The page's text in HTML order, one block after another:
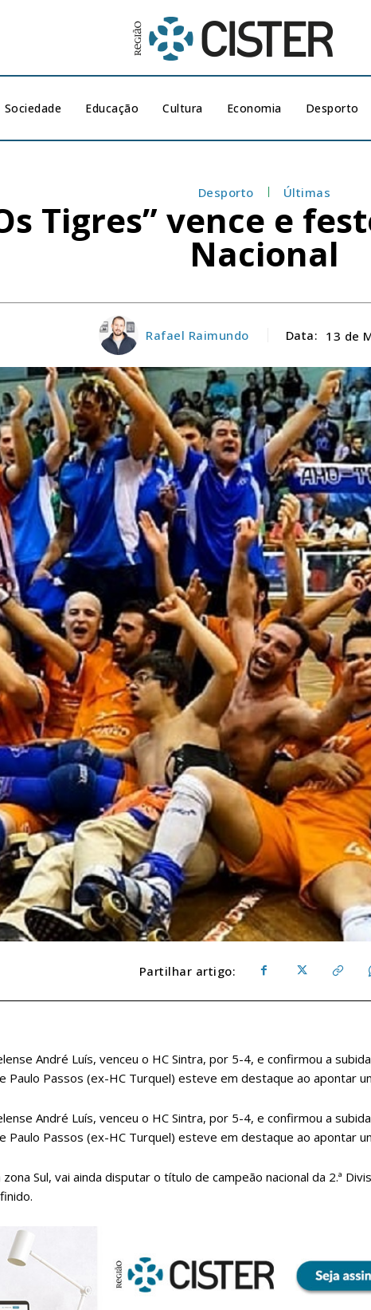
Planos de
Sociedade Educação Cultura Economia Desporto
Desporto Últimas
Tigres” vence e
Nacional
Rafael Raimundo Data: 13 de
Partilhar artigo:
André Luís, venceu o HC Sintra, por 5-4, e confirmou a subida
Paulo Passos (ex-HC Turquel) esteve em destaque ao apontar
André Luís, venceu o HC Sintra, por 5-4, e confirmou a subida
Paulo Passos (ex-HC Turquel) esteve em destaque ao apontar
Sul, vai ainda disputar o título de campeão nacional da 2.ª